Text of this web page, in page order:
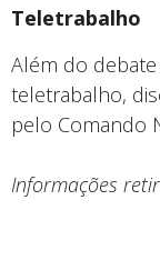
Teletrabalho
Além do
teletrabalho,
pelo Comando
Informações